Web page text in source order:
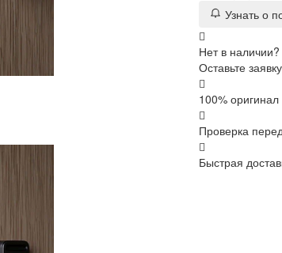
Узнать о
Нет в наличии?
Оставьте
100% оригинал
Проверка
Быстрая